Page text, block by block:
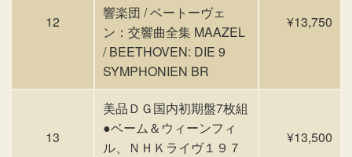
12
響楽団 / ベートーヴェ
ン：交響曲全集 MAAZEL
/ BEETHOVEN: DIE 9
SYMPHONIEN BR
¥13,750
13
美品ＤＧ国内初期盤7枚組
●ベーム＆ウィーンフィ
ル、ＮＨＫライヴ１９７
¥13,500